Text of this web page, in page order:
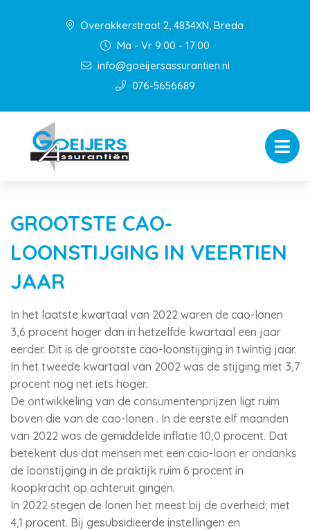
Overakkerstraat 2, 4834XN, Breda
Ma - Vr 9:00 - 17:00
info@goeijersassurantien.nl
076-5656689
GROOTSTE CAO-
LOONSTIJGING IN VEERTIEN
JAAR
In het laatste kwartaal van 2022 waren de cao-lonen
3,6 procent hoger dan in hetzelfde kwartaal een jaar
eerder. Dit is de grootste cao-loonstijging in twintig jaar.
In het tweede kwartaal van 2002 was de stijging met 3,7
procent nog net iets hoger.
De ontwikkeling van de consumentenprijzen ligt ruim
boven die van de cao-lonen . In de eerste elf maanden
van 2022 was de gemiddelde inflatie 10,0 procent. Dat
betekent dus dat mensen met een caio-loon er ondanks
de loonstijging in de praktijk ruim 6 procent in
koopkracht op achteruit gingen.
In 2022 stegen de lonen het meest bij de overheid; met
4,1 procent. Bij gesubsidieerde instellingen en